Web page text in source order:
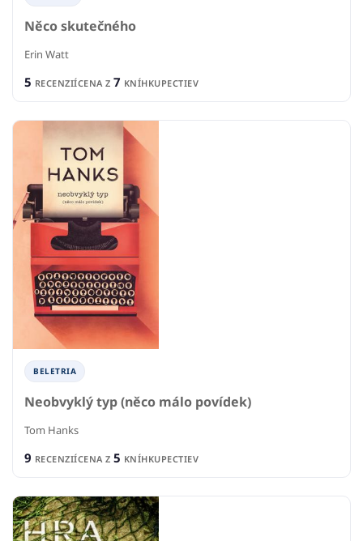
Něco skutečného
Erin Watt
5 RECENZIÍCENA Z 7 KNÍHKUPECTIEV
BELETRIA
Neobvyklý typ (něco málo povídek)
Tom Hanks
9 RECENZIÍCENA Z 5 KNÍHKUPECTIEV